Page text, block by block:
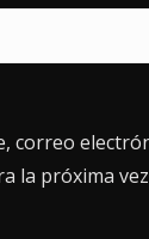
correo
la próxima